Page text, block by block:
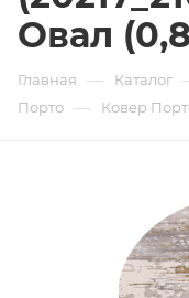
Овал
Главная — Каталог
Порто — Ковер